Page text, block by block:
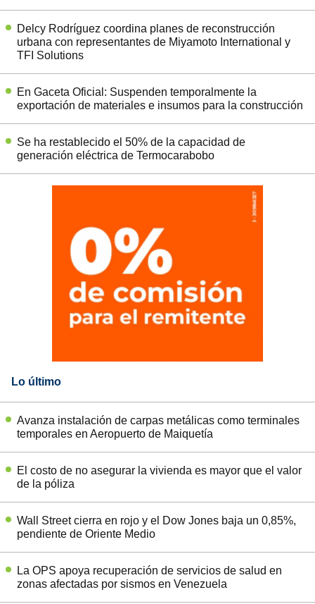
Delcy Rodríguez coordina planes de reconstrucción
urbana con representantes de Miyamoto International y
TFI Solutions
En Gaceta Oficial: Suspenden temporalmente la
exportación de materiales e insumos para la construcción
Se ha restablecido el 50% de la capacidad de
generación eléctrica de Termocarabobo
Lo último
Avanza instalación de carpas metálicas como terminales
temporales en Aeropuerto de Maiquetía
El costo de no asegurar la vivienda es mayor que el valor
de la póliza
Wall Street cierra en rojo y el Dow Jones baja un 0,85%,
pendiente de Oriente Medio
La OPS apoya recuperación de servicios de salud en
zonas afectadas por sismos en Venezuela